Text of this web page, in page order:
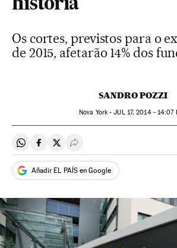
história
Os cortes, previstos para o
de 2015, afetarão 14% dos
SANDRO POZZI
Nova York -JUL17, 2014 - 14:07
Compartir en Whatsapp
Compartir en Facebook
Compartir en Twitter
Desplegar Redes Sociales
Añadir EL PAÍS en Google